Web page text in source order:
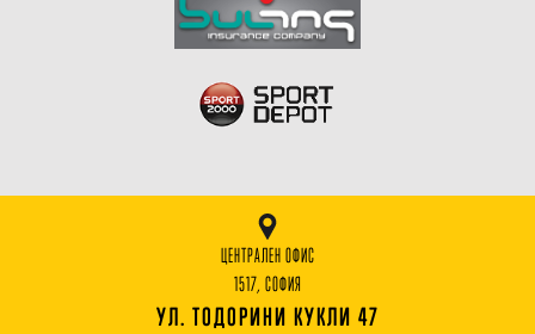
ЦЕНТРАЛЕН ОФИС
1517, СОФИЯ
УЛ. ТОДОРИНИ КУКЛИ 47